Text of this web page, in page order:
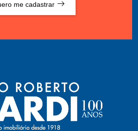
me cadastrar